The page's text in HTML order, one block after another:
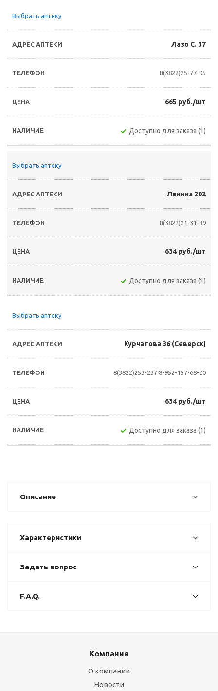
Выбрать аптеку
Лазо С. 37
8(3822)25-77-05
665 руб./шт
Доступно для заказа (1)
Выбрать аптеку
Ленина 202
8(3822)21-31-89
634 руб./шт
Доступно для заказа (1)
Выбрать аптеку
Курчатова 36 (Северск)
8(3822)253-237 8-952-157-68-20
634 руб./шт
Доступно для заказа (1)
Описание
Характеристики
Задать вопрос
F.A.Q.
Компания
О компании
Новости